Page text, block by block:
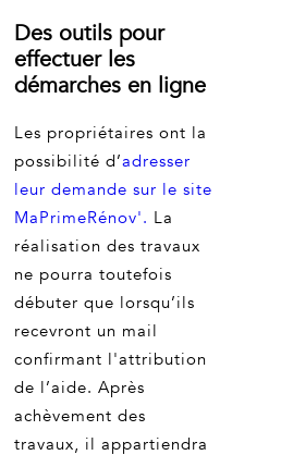
Des outils pour
effectuer les
démarches en ligne
Les propriétaires ont la
possibilité d’adresser
leur demande sur le site
MaPrimeRénov'. La
réalisation des travaux
ne pourra toutefois
débuter que lorsqu’ils
recevront un mail
confirmant l'attribution
de l’aide. Après
achèvement des
travaux, il appartiendra